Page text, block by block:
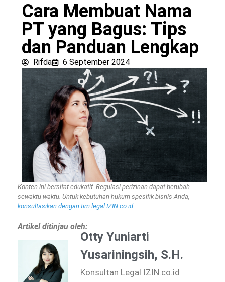
Cara Membuat Nama
PT yang Bagus: Tips
dan Panduan Lengkap
Rifda 6 September 2024
Konten ini bersifat edukatif. Regulasi perizinan dapat berubah
sewaktu-waktu. Untuk kebutuhan hukum spesifik bisnis Anda,
konsultasikan dengan tim legal IZIN.co.id.
Artikel ditinjau oleh:
Otty Yuniarti
Yusariningsih, S.H.
Konsultan Legal IZIN.co.id